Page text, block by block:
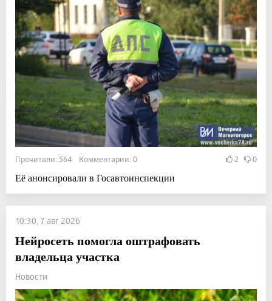
Прочитали: 564 Комментарии: 0 2 0
Её анонсировали в Госавтоинспекции
10:30, 7 авг 2026
Нейросеть помогла оштрафовать
владельца участка
Новости